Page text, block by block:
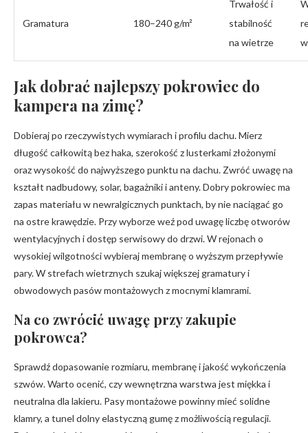
Gramatura 180–240 g/m²
Trwałość i
stabilność
na wietrze
Jak dobrać najlepszy pokrowiec do
kampera na zimę?
Dobieraj po rzeczywistych wymiarach i profilu dachu. Mierz
długość całkowitą bez haka, szerokość z lusterkami złożonymi
oraz wysokość do najwyższego punktu na dachu. Zwróć uwagę na
kształt nadbudowy, solar, bagażniki i anteny. Dobry pokrowiec ma
zapas materiału w newralgicznych punktach, by nie naciągać go
na ostre krawędzie. Przy wyborze weź pod uwagę liczbę otworów
wentylacyjnych i dostęp serwisowy do drzwi. W rejonach o
wysokiej wilgotności wybieraj membranę o wyższym przepływie
pary. W strefach wietrznych szukaj większej gramatury i
obwodowych pasów montażowych z mocnymi klamrami.
Na co zwrócić uwagę przy zakupie
pokrowca?
Sprawdź dopasowanie rozmiaru, membranę i jakość wykończenia
szwów. Warto ocenić, czy wewnętrzna warstwa jest miękka i
neutralna dla lakieru. Pasy montażowe powinny mieć solidne
klamry, a tunel dolny elastyczną gumę z możliwością regulacji.